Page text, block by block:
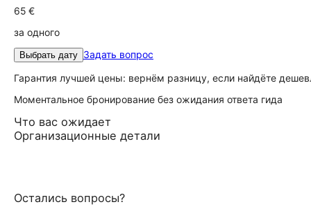
65 €
за одного
Выбрать дату Задать вопрос
Гарантия лучшей цены: вернём разницу, если найдёте
Моментальное бронирование без ожидания ответа гида
Что вас ожидает
Организационные детали
Остались вопросы?